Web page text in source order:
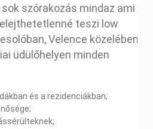
szórakozás mindaz ami
teszi low
Velence közelében.
üdülőhelyen minden
és a rezidenciákban;